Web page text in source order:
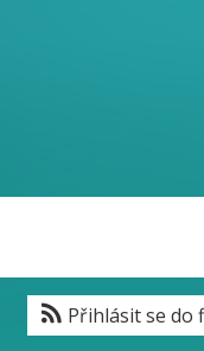
Přihlásit se do